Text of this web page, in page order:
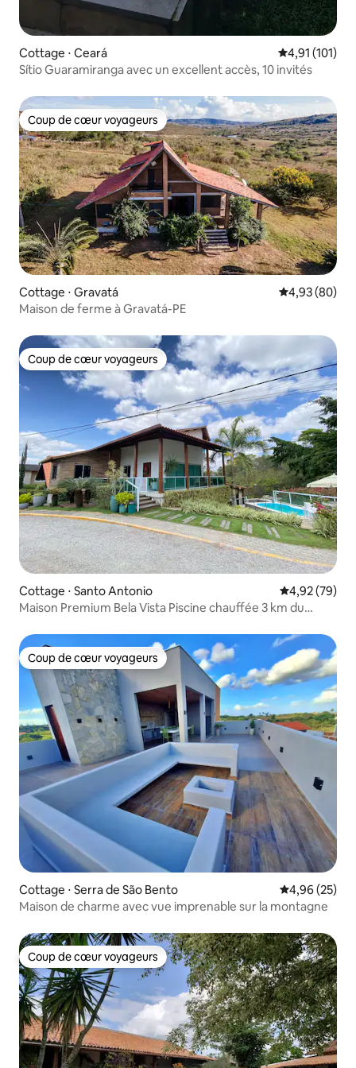
Cottage ⋅ Ceará Évaluation
4,91 (101)
Sítio Guaramiranga avec un excellent accès, 10 invités
Coup de cœur voyageurs
Coup de cœur voyageurs
Cottage ⋅ Gravatá Évaluation
4,93 (80)
Maison de ferme à Gravatá-PE
Coup de cœur voyageurs
Coup de cœur voyageurs
Cottage ⋅ Santo Antonio Évaluation
4,92 (79)
Maison Premium Bela Vista Piscine chauffée 3 km du
Coup de cœur voyageurs
Coup de cœur voyageurs
Cottage ⋅ Serra de São Bento Évaluation
4,96 (25)
Maison de charme avec vue imprenable sur la montagne
Coup de cœur voyageurs
Coup de cœur voyageurs